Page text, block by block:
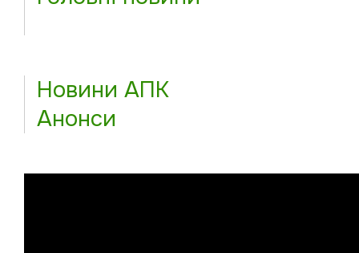
Новини АПК
Анонси